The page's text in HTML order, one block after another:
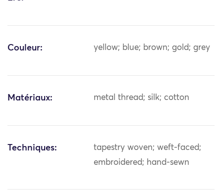
Couleur: yellow; blue; brown; gold; grey
Matériaux: metal thread; silk; cotton
Techniques:
tapestry woven; weft-faced;
embroidered; hand-sewn